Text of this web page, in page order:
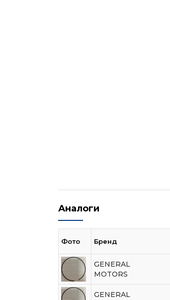
Аналоги
Фото Бренд
GENERAL
MOTORS
GENERAL